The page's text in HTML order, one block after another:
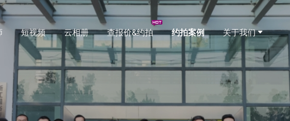
短视频 云相册 查报价&约拍 约拍案例 关于我们